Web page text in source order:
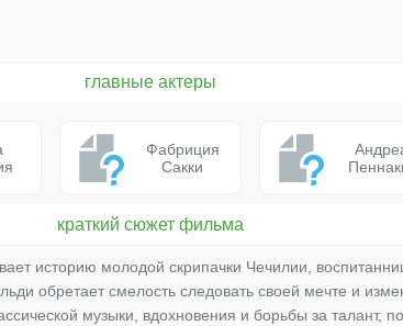
главные актеры
Фабриция
Сакки
краткий сюжет фильма
историю молодой скрипачки Чечилии,
обретает смелость следовать своей мечте и
музыки, вдохновения и борьбы за талант,